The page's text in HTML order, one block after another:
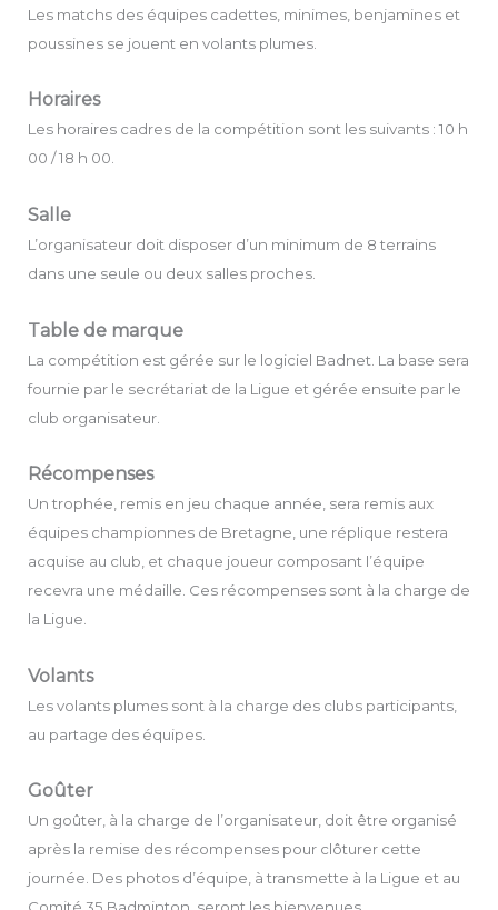
Les matchs des équipes cadettes, minimes, benjamines et
poussines se jouent en volants plumes.
Horaires
Les horaires cadres de la compétition sont les suivants : 10 h
00 / 18 h 00.
Salle
L’organisateur doit disposer d’un minimum de 8 terrains
dans une seule ou deux salles proches.
Table de marque
La compétition est gérée sur le logiciel Badnet. La base sera
fournie par le secrétariat de la Ligue et gérée ensuite par le
club organisateur.
Récompenses
Un trophée, remis en jeu chaque année, sera remis aux
équipes championnes de Bretagne, une réplique restera
acquise au club, et chaque joueur composant l’équipe
recevra une médaille. Ces récompenses sont à la charge de
la Ligue.
Volants
Les volants plumes sont à la charge des clubs participants,
au partage des équipes.
Goûter
Un goûter, à la charge de l’organisateur, doit être organisé
après la remise des récompenses pour clôturer cette
journée. Des photos d’équipe, à transmette à la Ligue et au